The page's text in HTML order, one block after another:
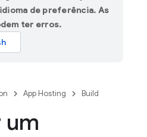
de preferência. As
ter erros.
App Hosting Build